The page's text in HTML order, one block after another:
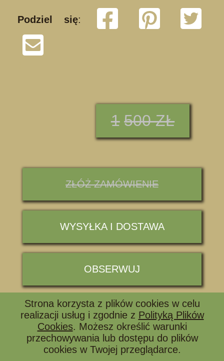
Podziel się:
1 500 ZŁ
ZŁÓŻ ZAMÓWIENIE
WYSYŁKA I DOSTAWA
OBSERWUJ
📞 ZADZWOŃ I ZAPYTAJ
Strona korzysta z plików cookies w celu
realizacji usług i zgodnie z Polityką Plików
Cookies. Możesz określić warunki
przechowywania lub dostępu do plików
cookies w Twojej przeglądarce.